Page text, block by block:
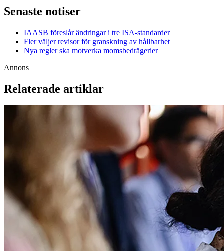
Senaste notiser
IAASB föreslår ändringar i tre ISA-standarder
Fler väljer revisor för granskning av hållbarhet
Nya regler ska motverka momsbedrägerier
Annons
Relaterade artiklar